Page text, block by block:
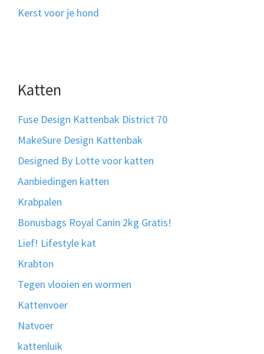
Kerst voor je hond
Katten
Fuse Design Kattenbak District 70
MakeSure Design Kattenbak
Designed By Lotte voor katten
Aanbiedingen katten
Krabpalen
Bonusbags Royal Canin 2kg Gratis!
Lief! Lifestyle kat
Krabton
Tegen vlooien en wormen
Kattenvoer
Natvoer
kattenluik